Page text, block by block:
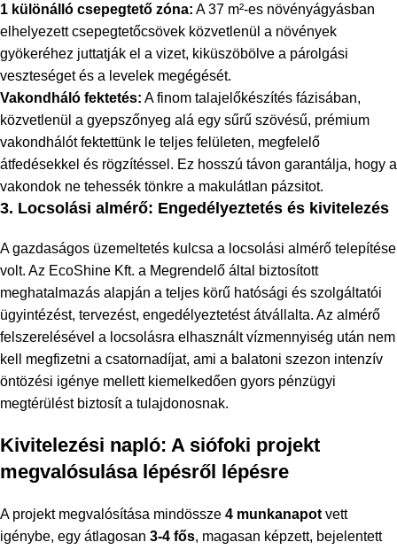
1 különálló csepegtető zóna: A 37 m²-es növényágyásban
elhelyezett csepegtetőcsövek közvetlenül a növények
gyökeréhez juttatják el a vizet, kiküszöbölve a párolgási
veszteséget és a levelek megégését.
Vakondháló fektetés: A finom talajelőkészítés fázisában,
közvetlenül a gyepszőnyeg alá egy sűrű szövésű, prémium
vakondhálót fektettünk le teljes felületen, megfelelő
átfedésekkel és rögzítéssel. Ez hosszú távon garantálja, hogy a
vakondok ne tehessék tönkre a makulátlan pázsitot.
3. Locsolási almérő: Engedélyeztetés és kivitelezés
A gazdaságos üzemeltetés kulcsa a locsolási almérő telepítése
volt. Az EcoShine Kft. a Megrendelő által biztosított
meghatalmazás alapján a teljes körű hatósági és szolgáltatói
ügyintézést, tervezést, engedélyeztetést átvállalta. Az almérő
felszerelésével a locsolásra elhasznált vízmennyiség után nem
kell megfizetni a csatornadíjat, ami a balatoni szezon intenzív
öntözési igénye mellett kiemelkedően gyors pénzügyi
megtérülést biztosít a tulajdonosnak.
Kivitelezési napló: A siófoki projekt
megvalósulása lépésről lépésre
A projekt megvalósítása mindössze 4 munkanapot vett
igénybe, egy átlagosan 3-4 fős, magasan képzett, bejelentett